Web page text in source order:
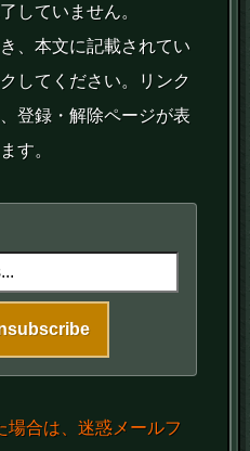
していません。
、本文に記載されてい
してください。リンク
登録・解除ページが表
す。
合は、迷惑メールフ